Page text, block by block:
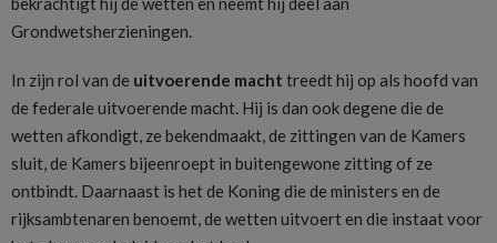
Grondwetsherzieningen.
In zijn rol van de uitvoerende macht treedt hij op als hoofd van
de federale uitvoerende macht. Hij is dan ook degene die de
wetten afkondigt, ze bekendmaakt, de zittingen van de Kamers
sluit, de Kamers bijeenroept in buitengewone zitting of ze
ontbindt. Daarnaast is het de Koning die de ministers en de
rijksambtenaren benoemt, de wetten uitvoert en die instaat voor